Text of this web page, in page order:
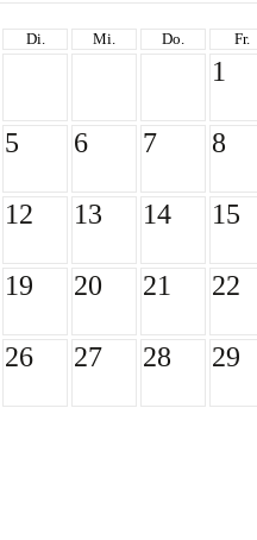
Di. Mi. Do. Fr.
1
5 6 7 8
12 13 14 15
19 20 21 22
26 27 28 29